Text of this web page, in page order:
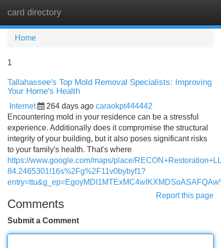
card directory
Home
1
Tallahassee's Top Mold Removal Specialists: Improving
Your Home's Health
Internet 264 days ago caraokpt444442
Encountering mold in your residence can be a stressful
experience. Additionally does it compromise the structural
integrity of your building, but it also poses significant risks
to your family's health. That's where
https://www.google.com/maps/place/
84.2465301!16s%2Fg%2F11v0bybyf1?
Report this page
Comments
Submit a Comment